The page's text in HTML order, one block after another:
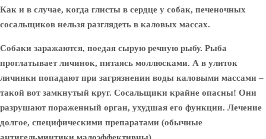
Как и в случае, когда глисты в сердце у собак, печеночных
сосальщиков нельзя разглядеть в каловых массах.
Собаки заражаются, поедая сырую речную рыбу. Рыба
проглатывает личинок, питаясь моллюсками. А в улиток
личинки попадают при загрязнении воды каловыми массами –
такой вот замкнутый круг. Сосальщики крайне опасны! Они
разрушают пораженный орган, ухудшая его функции. Лечение
долгое, специфическими препаратами (обычные